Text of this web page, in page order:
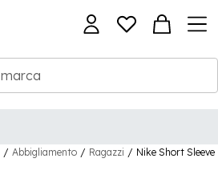
/ Abbigliamento / Ragazzi / Nike Short